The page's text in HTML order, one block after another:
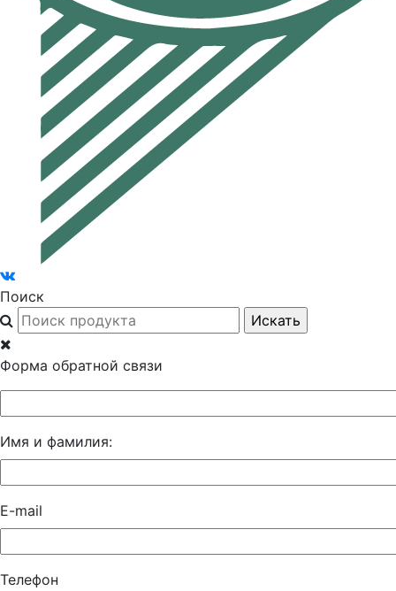
Поиск
Форма обратной связи
Имя и фамилия:
E-mail
Телефон